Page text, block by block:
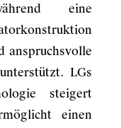
eine
anspruchsvolle
LGs
steigert
einen